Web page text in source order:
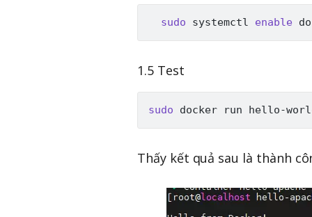
sudo systemctl enable
1.5 Test
sudo
Thấy kết quả sau là thành